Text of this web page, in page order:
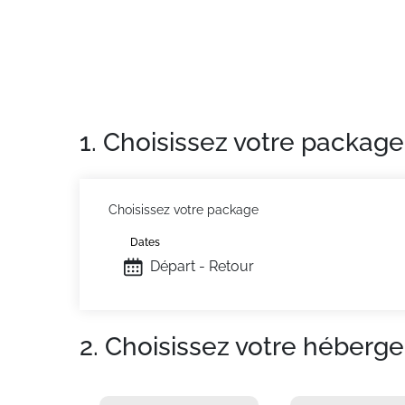
appartement
1. Choisissez votre package
Choisissez votre package
Départ - Retour
Dates
2. Choisissez votre